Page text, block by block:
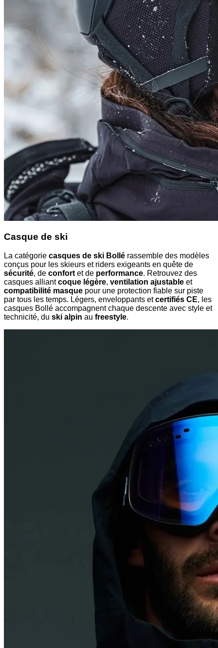
Casque de ski
La catégorie casques de ski Bollé rassemble des modèles
conçus pour les skieurs et riders exigeants en quête de
sécurité, de confort et de performance. Retrouvez des
casques alliantcoque légère, ventilation ajustable et
compatibilité masque pour une protection fiable sur piste
par tous les temps. Légers, enveloppants etcertifiés CE, les
casques Bollé accompagnent chaque descente avec style et
technicité, du ski alpin au freestyle.